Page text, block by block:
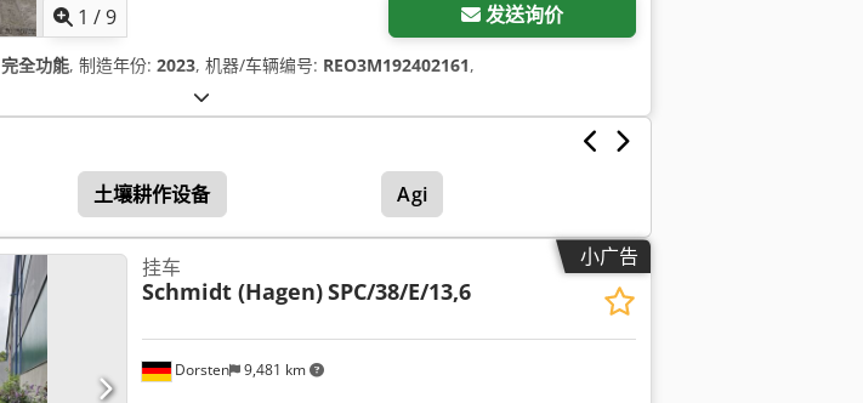
1 /9 发送询价
完全功能, 制造年份: 2023, 机器/车辆编号: REO3M192402161,
土壤耕作设备 Agi
小广告
Dorsten 9,481 km
挂车
Schmidt (Hagen)SPC/38/E/13,6